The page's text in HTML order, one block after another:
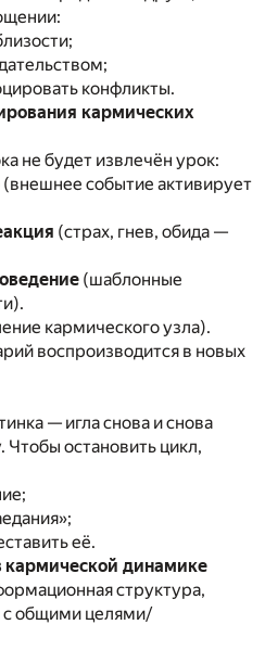
конфликты.
кармических
не будет извлечён урок:
(внешнее событие активирует
(страх, гнев, обида —
(шаблонные
кармического узла).
воспроизводится в новых
— игла снова и снова
Чтобы остановить цикл,
её.
кармической динамике
структура,
с общими целями/